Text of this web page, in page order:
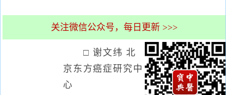
关注微信公众号，每日更新 >>>
□ 谢文纬 北
京东方癌症研究中
心